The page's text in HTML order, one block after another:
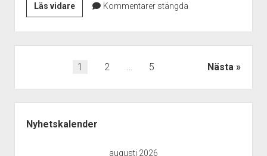
Läs vidareAllt
fler
trasiga
smartphones
repareras
Kommentarer stängda
Sidnumrering
1 2 … 5 Nästa
Nyhetskalender
augusti 2026